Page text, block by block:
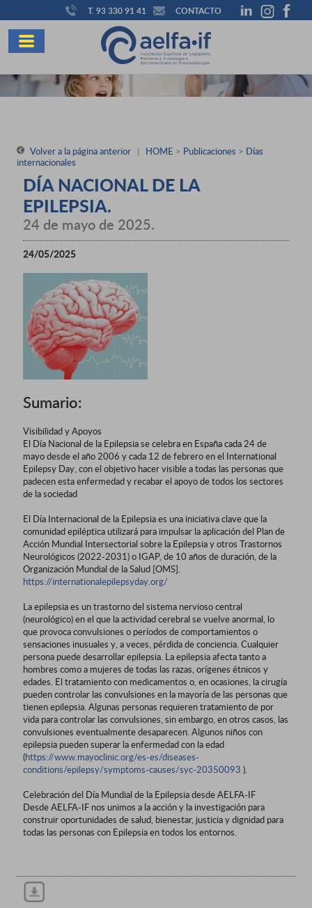
T. 93 330 91 41 CONTACTO
Volver a la página anterior | HOME > Publicaciones > Días
internacionales
DÍA NACIONAL DE LA
EPILEPSIA.
24 de mayo de 2025.
24/05/2025
Sumario:
Visibilidad y Apoyos
El Día Nacional de la Epilepsia se celebra en España cada 24 de
mayo desde el año 2006 y cada 12 de febrero en el International
Epilepsy Day, con el objetivo hacer visible a todas las personas que
padecen esta enfermedad y recabar el apoyo de todos los sectores
de la sociedad
El Día Internacional de la Epilepsia es una iniciativa clave que la
comunidad epiléptica utilizará para impulsar la aplicación del Plan de
Acción Mundial Intersectorial sobre la Epilepsia y otros Trastornos
Neurológicos (2022-2031) o IGAP, de 10 años de duración, de la
Organización Mundial de la Salud [OMS].
https://internationalepilepsyday.org/
La epilepsia es un trastorno del sistema nervioso central
(neurológico) en el que la actividad cerebral se vuelve anormal, lo
que provoca convulsiones o períodos de comportamientos o
sensaciones inusuales y, a veces, pérdida de conciencia. Cualquier
persona puede desarrollar epilepsia. La epilepsia afecta tanto a
hombres como a mujeres de todas las razas, orígenes étnicos y
edades. El tratamiento con medicamentos o, en ocasiones, la cirugía
pueden controlar las convulsiones en la mayoría de las personas que
tienen epilepsia. Algunas personas requieren tratamiento de por
vida para controlar las convulsiones, sin embargo, en otros casos, las
convulsiones eventualmente desaparecen. Algunos niños con
epilepsia pueden superar la enfermedad con la edad
(https://www.mayoclinic.org/es-es/diseases-
conditions/epilepsy/symptoms-causes/syc-20350093 ).
Celebración del Día Mundial de la Epilepsia desde AELFA-IF
Desde AELFA-IF nos unimos a la acción y la investigación para
construir oportunidades de salud, bienestar, justicia y dignidad para
todas las personas con Epilepsia en todos los entornos.